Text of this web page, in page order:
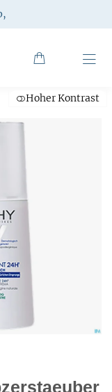
,
Hoher Kontrast